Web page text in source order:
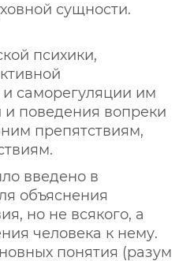
сущности.
психики,
саморегуляции им
и поведения вопреки
препятствиям,
введено в
объяснения
но не всякого, а
человека к нему.
понятия (разум